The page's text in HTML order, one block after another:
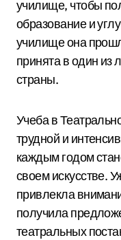
училище, чтобы
образование и
училище она
принята в один из
страны.
Учеба в
трудной и
каждым годом
своем искусстве.
привлекла
получила
театральных